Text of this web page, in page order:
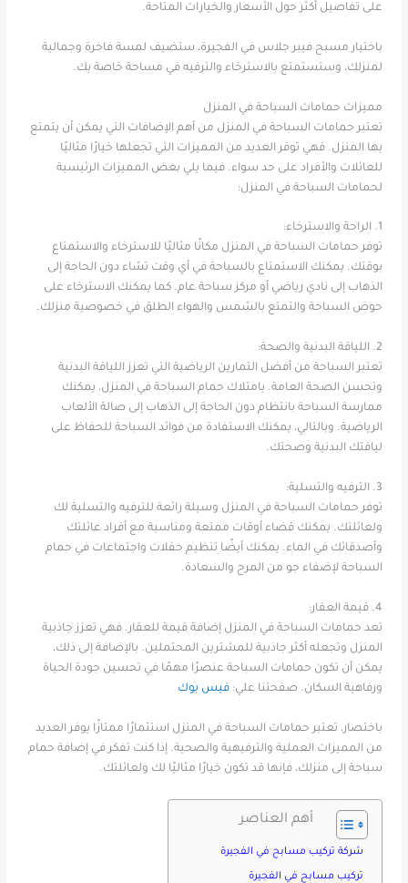
على تفاصيل أكثر حول الأسعار والخيارات المتاحة.
باختيار مسبح فيبر جلاس في الفجيرة، ستضيف لمسة فاخرة وجمالية
لمنزلك، وستستمتع بالاسترخاء والترفيه في مساحة خاصة بك.
مميزات حمامات السباحة في المنزل
تعتبر حمامات السباحة في المنزل من أهم الإضافات التي يمكن أن يتمتع
بها المنزل. فهي توفر العديد من المميزات التي تجعلها خيارًا مثاليًا
للعائلات والأفراد على حد سواء. فيما يلي بعض المميزات الرئيسية
لحمامات السباحة في المنزل:
1. الراحة والاسترخاء:
توفر حمامات السباحة في المنزل مكانًا مثاليًا للاسترخاء والاستمتاع
بوقتك. يمكنك الاستمتاع بالسباحة في أي وقت تشاء دون الحاجة إلى
الذهاب إلى نادي رياضي أو مركز سباحة عام. كما يمكنك الاسترخاء على
حوض السباحة والتمتع بالشمس والهواء الطلق في خصوصية منزلك.
2. اللياقة البدنية والصحة:
تعتبر السباحة من أفضل التمارين الرياضية التي تعزز اللياقة البدنية
وتحسن الصحة العامة. بامتلاك حمام السباحة في المنزل، يمكنك
ممارسة السباحة بانتظام دون الحاجة إلى الذهاب إلى صالة الألعاب
الرياضية. وبالتالي، يمكنك الاستفادة من فوائد السباحة للحفاظ على
لياقتك البدنية وصحتك.
3. الترفيه والتسلية:
توفر حمامات السباحة في المنزل وسيلة رائعة للترفيه والتسلية لك
ولعائلتك. يمكنك قضاء أوقات ممتعة ومناسبة مع أفراد عائلتك
وأصدقائك في الماء. يمكنك أيضًا تنظيم حفلات واجتماعات في حمام
السباحة لإضفاء جو من المرح والسعادة.
4. قيمة العقار:
تعد حمامات السباحة في المنزل إضافة قيمة للعقار. فهي تعزز جاذبية
المنزل وتجعله أكثر جاذبية للمشترين المحتملين. بالإضافة إلى ذلك،
يمكن أن تكون حمامات السباحة عنصرًا مهمًا في تحسين جودة الحياة
ورفاهية السكان. صفحتنا علي: فيس بوك
باختصار، تعتبر حمامات السباحة في المنزل استثمارًا ممتازًا يوفر العديد
من المميزات العملية والترفيهية والصحية. إذا كنت تفكر في إضافة حمام
سباحة إلى منزلك، فإنها قد تكون خيارًا مثاليًا لك ولعائلتك.
أهم العناصر
شركة تركيب مسابح في الفجيرة
تركيب مسابح في الفجيرة